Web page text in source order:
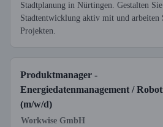
Stadtplanung in Nürtingen. Gestalten
Stadtentwicklung aktiv mit und arbeiten
Projekten.
Produktmanager -
Energiedatenmanagement /
(m/w/d)
Workwise GmbH